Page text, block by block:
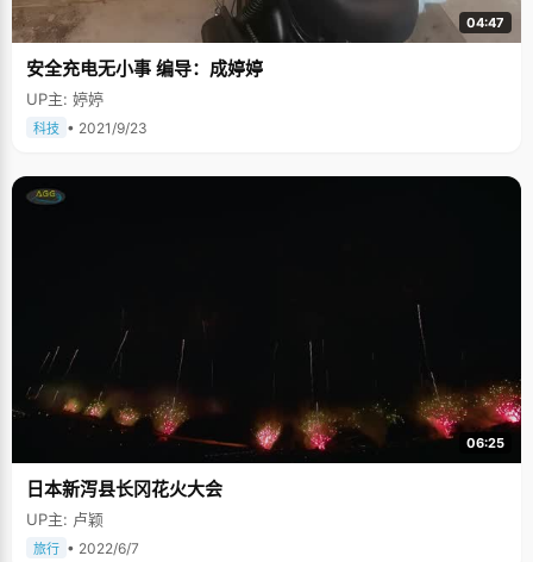
04:47
安全充电无小事 编导：成婷婷
UP主: 婷婷
科技 • 2021/9/23
06:25
日本新泻县长冈花火大会
UP主: 卢颖
旅行 • 2022/6/7